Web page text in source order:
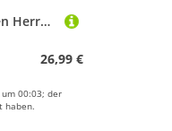
ticticlily Sommer Damen Herren Stiefel High Top Sneaker Sportschuhe High Top Turnschuh A Schwarz 37 EU
26,99 €
00:03; der
haben.